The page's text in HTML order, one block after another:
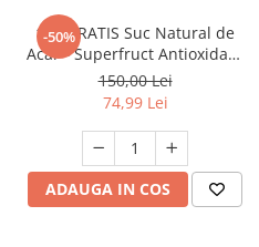
-50%
1+1 GRATIS Suc Natural de
Acai – Superfruct Antioxidant
cu Vitamina C Naturală, 500
ml
150,00 Lei
74,99 Lei
ADAUGA IN COS